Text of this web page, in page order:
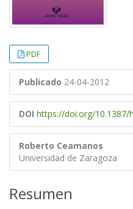
PDF
Publicado 24-04-2012
DOI https://doi.org/10.1387/
Roberto Ceamanos
Universidad de Zaragoza
Resumen